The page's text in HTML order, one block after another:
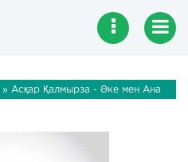
» Асқар Қалмырза - Әке мен Ана